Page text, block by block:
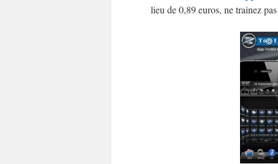
lieu de 0,89 euros, ne trainez